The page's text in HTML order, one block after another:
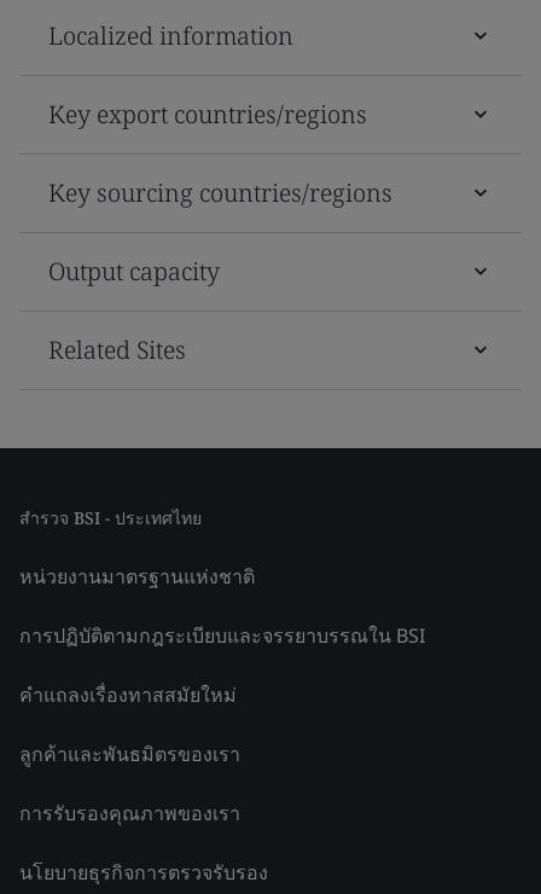
Localized information
Key export countries/regions
Key sourcing countries/regions
Output capacity
Related Sites
สำรวจ BSI - ประเทศไทย
หน่วยงานมาตรฐานแห่งชาติ
การปฏิบัติตามกฎระเบียบและจรรยาบรรณใน BSI
คำแถลงเรื่องทาสสมัยใหม่
ลูกค้าและพันธมิตรของเรา
การรับรองคุณภาพของเรา
นโยบายธุรกิจการตรวจรับรอง